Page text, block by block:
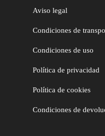
Aviso legal
Condiciones de
Condiciones de uso
Política de privacidad
Política de cookies
Condiciones de